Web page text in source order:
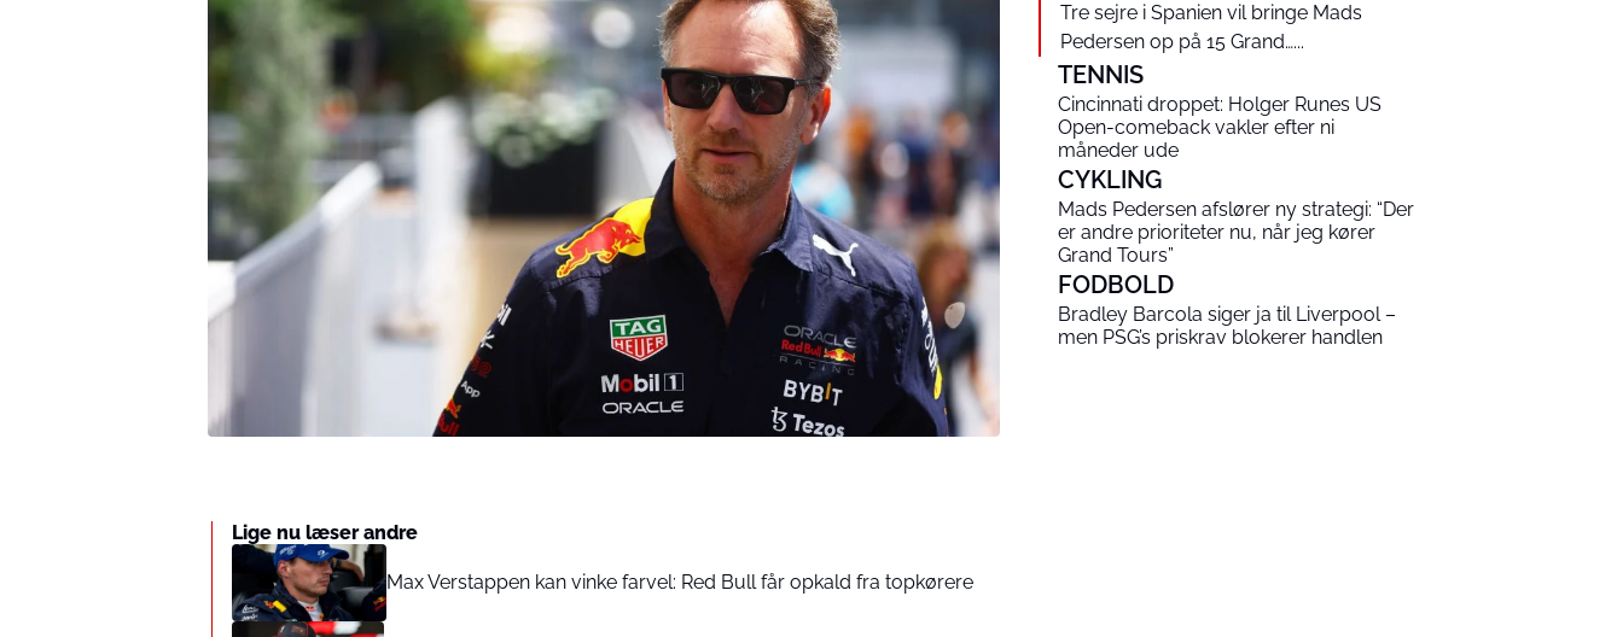
Lige nu læser andre
Max Verstappen kan vinke farvel: Red Bull får opkald fra topkørere
Tre sejre i Spanien vil bringe Mads
Pedersen op på 15 Grand…...
TENNIS
Cincinnati droppet: Holger Runes US
Open-comeback vakler efter ni
måneder ude
CYKLING
Mads Pedersen afslører ny strategi: “Der
er andre prioriteter nu, når jeg kører
Grand Tours”
FODBOLD
Bradley Barcola siger ja til Liverpool –
men PSG’s priskrav blokerer handlen